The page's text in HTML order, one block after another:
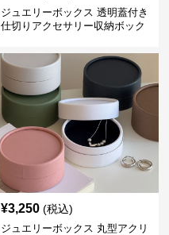
ジュエリーボックス 透明蓋付き
仕切りアクセサリー収納ボック
¥3,250 (税込)
ジュエリーボックス 丸型アクリ